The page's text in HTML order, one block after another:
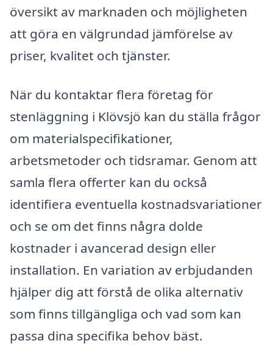
översikt av marknaden och möjligheten
att göra en välgrundad jämförelse av
priser, kvalitet och tjänster.
När du kontaktar flera företag för
stenläggning i Klövsjö kan du ställa frågor
om materialspecifikationer,
arbetsmetoder och tidsramar. Genom att
samla flera offerter kan du också
identifiera eventuella kostnadsvariationer
och se om det finns några dolde
kostnader i avancerad design eller
installation. En variation av erbjudanden
hjälper dig att förstå de olika alternativ
som finns tillgängliga och vad som kan
passa dina specifika behov bäst.